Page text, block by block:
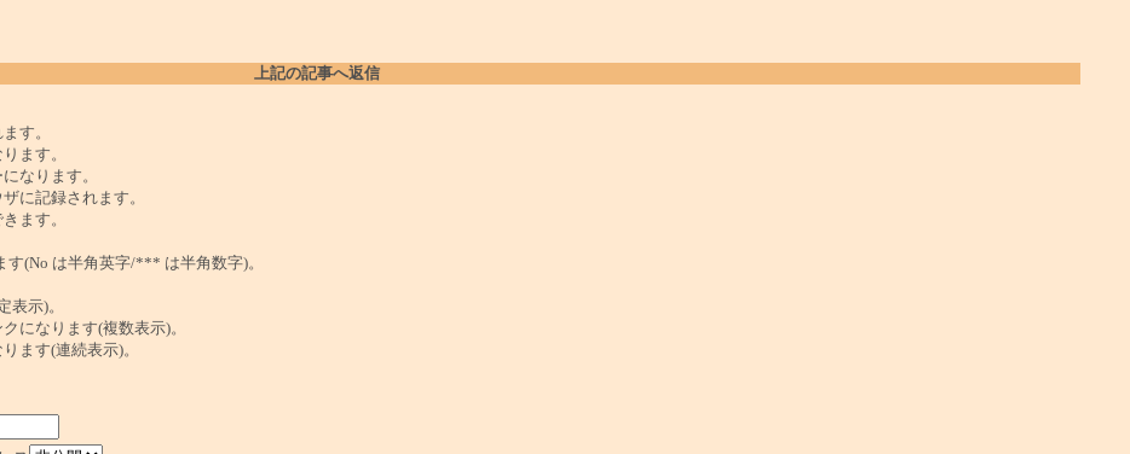
上記の記事へ返信
す。
ます。
なります。
に記録されます。
ます。
(No は半角英字/*** は半角数字)。
示)。
になります(複数表示)。
ます(連続表示)。